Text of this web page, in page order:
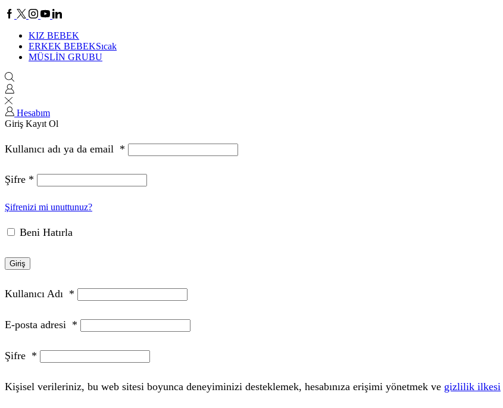
KIZ BEBEK
ERKEK BEBEKSıcak
MÜSLİN GRUBU
Hesabım
Giriş Kayıt Ol
Kullanıcı adı ya da email *
Şifre *
Şifrenizi mi unuttunuz?
Beni Hatırla
Giriş
Kullanıcı Adı *
E-posta adresi *
Şifre *
Kişisel verileriniz, bu web sitesi boyunca deneyiminizi desteklemek, hesabınıza erişimi yönetmek ve gizlilik ilkesi